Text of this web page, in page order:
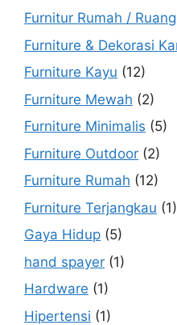
Furnitur Rumah /
Furniture & Dekorasi
Furniture Kayu (12)
Furniture Mewah (2)
Furniture Minimalis (5)
Furniture Outdoor (2)
Furniture Rumah (12)
Furniture Terjangkau (1)
Gaya Hidup (5)
hand spayer (1)
Hardware (1)
Hipertensi (1)